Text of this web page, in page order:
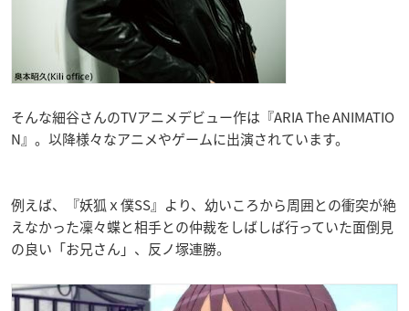
そんな細谷さんのTVアニメデビュー作は『ARIA The ANIMATIO
N』。以降様々なアニメやゲームに出演されています。
例えば、『妖狐ｘ僕SS』より、幼いころから周囲との衝突が絶
えなかった凜々蝶と相手との仲裁をしばしば行っていた面倒見
の良い「お兄さん」、反ノ塚連勝。